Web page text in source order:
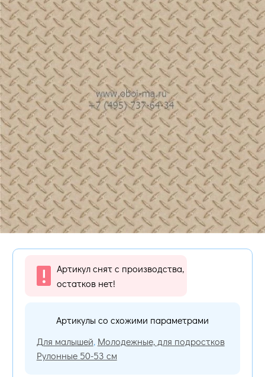
Артикул снят с производства,
остатков нет!
Артикулы со схожими параметрами
Для малышей, Молодежные, для подростков
Рулонные 50-53 см